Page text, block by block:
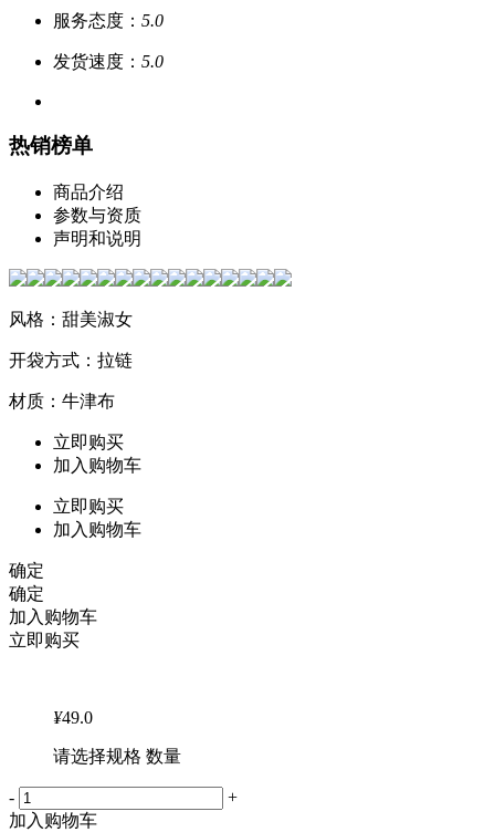
服务态度： 5.0
发货速度： 5.0
热销榜单
商品介绍
参数与资质
声明和说明
风格：甜美淑女
开袋方式：拉链
材质：牛津布
立即购买
加入购物车
立即购买
加入购物车
确定
确定
加入购物车
立即购买
¥49.0
请选择规格 数量
-
+
加入购物车